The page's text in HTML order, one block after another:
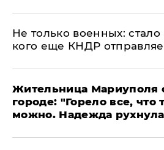
Не только военных: стало
кого еще КНДР
Жительница Мариуполя
городе: "Горело все, что
можно. Надежда